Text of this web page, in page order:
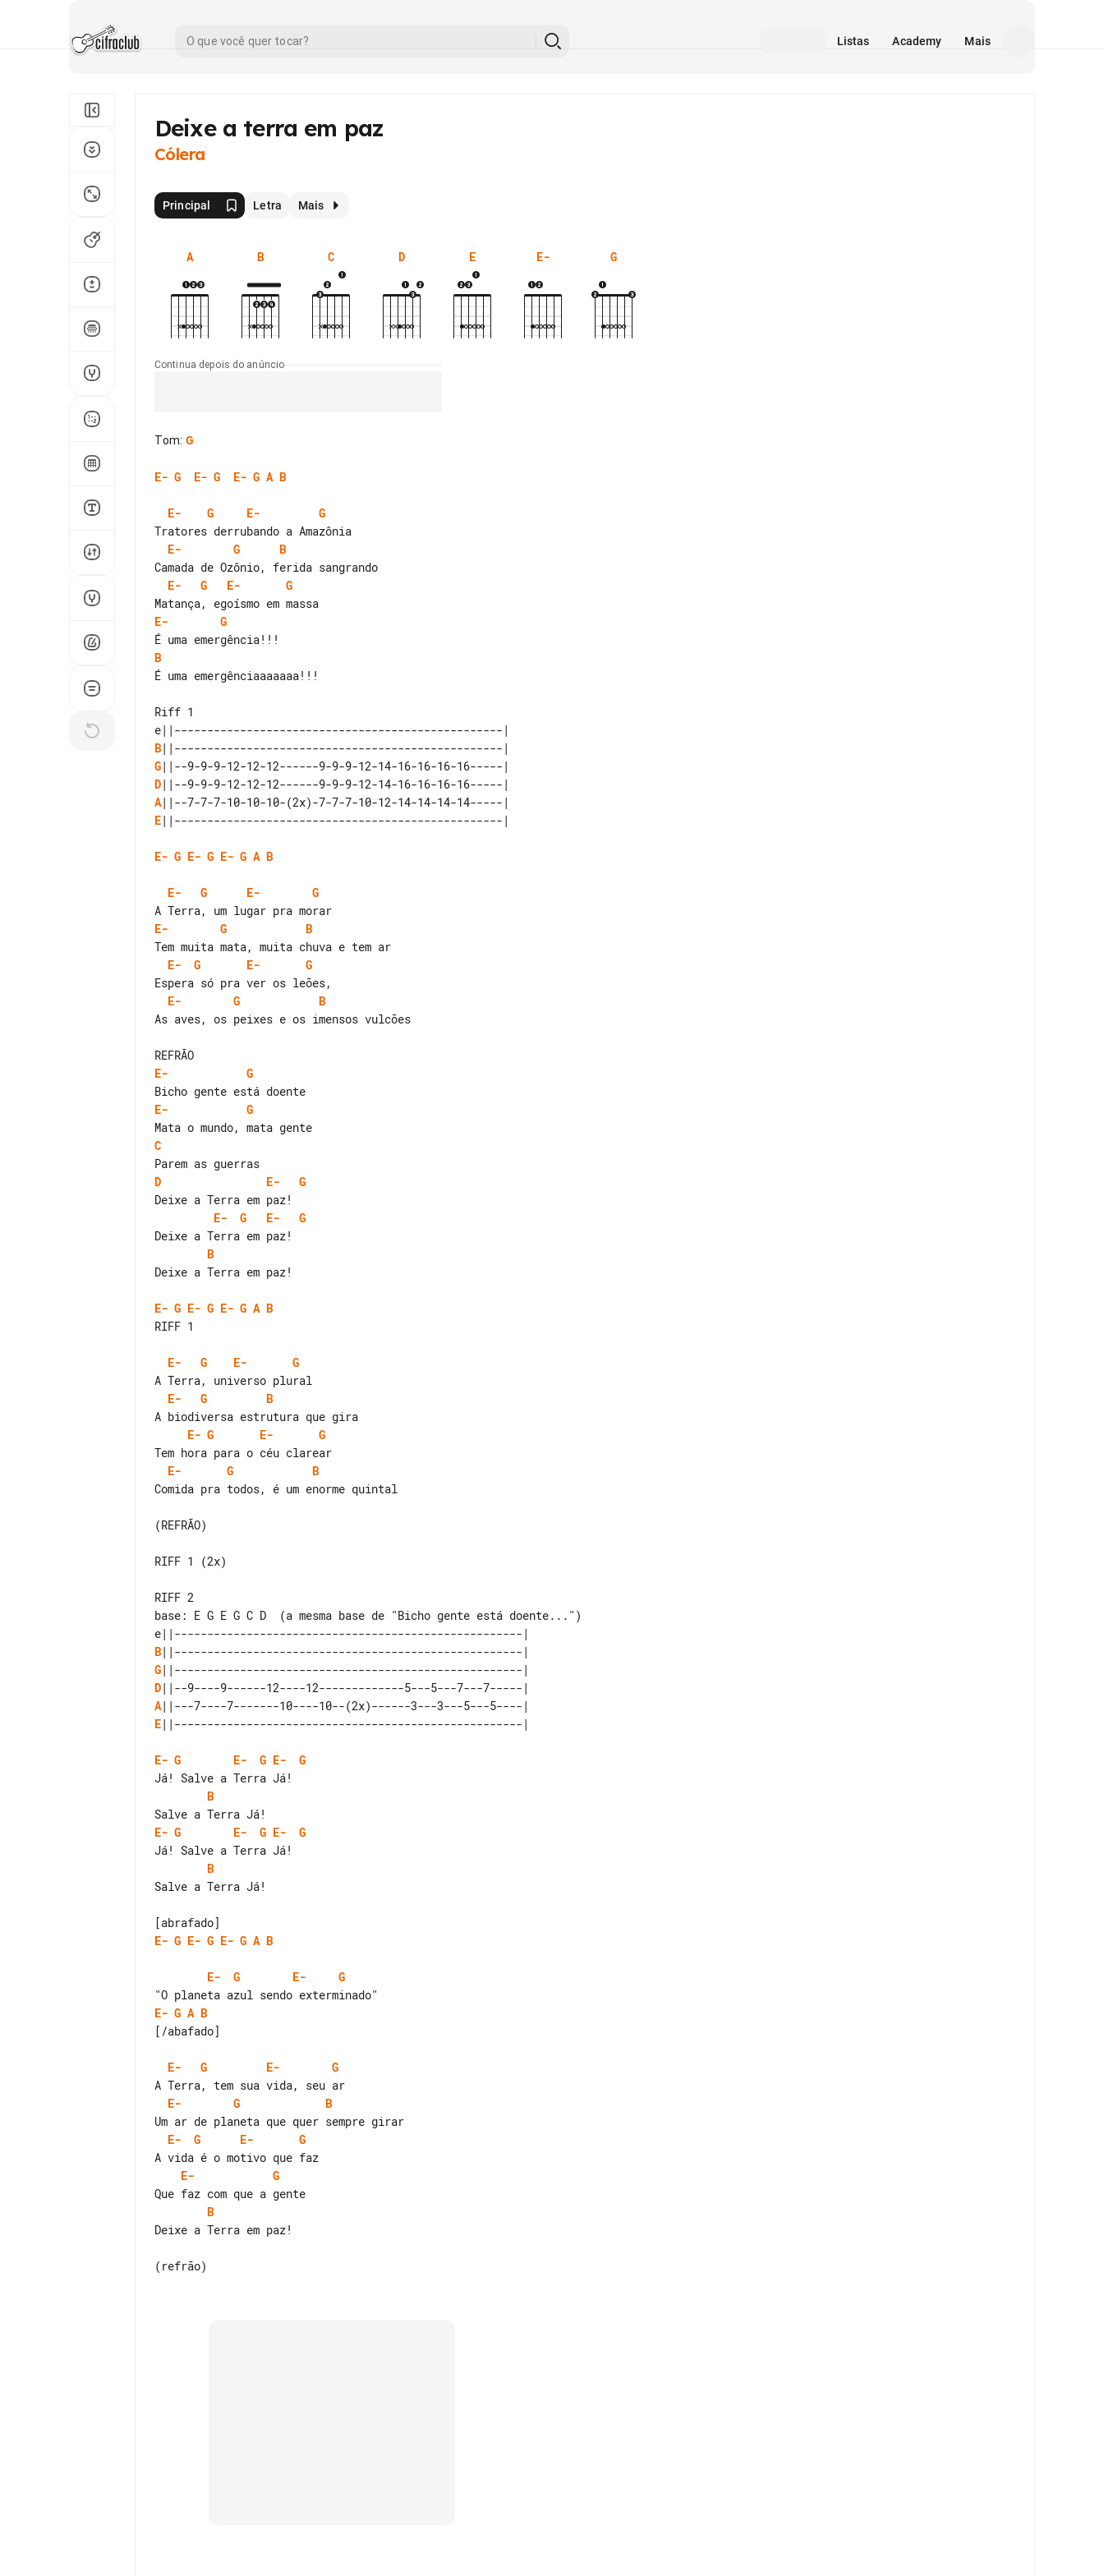
Listas Academy Mais
Deixe a terra em paz
Cólera
Principal Letra Mais
A B C D E E- G
Continua depois do anúncio
Tom: G
E- G E- G E- G A B
E- G E-
G
E-
G
B
E-
G E-
G
E-
G
B
É uma emergênciaaaaaaa!!!
Riff 1
B
G
D
A
E||--------------------------------------------------|
E- G E- G E- G A B
E- G E-
G
E-
G
B
E-
G E-
G
E-
G
B
As aves, os peixes e os imensos vulcões
E-
G
E-
G
C
D
E-
G
E-
G E-
G
B
Deixe a Terra em paz!
E- G E- G E- G A B
RIFF 1
E- G E-
G
E-
G
B
E- G E-
G
E-
G
B
Comida pra todos, é um enorme quintal
(REFRÃO)
RIFF 1 (2x)
RIFF 2
base: E G E G C D  (a mesma base de "Bicho gente está doente...")
B
G
D
A
E||-----------------------------------------------------|
E- G E- G E-
G
B
E- G E- G E-
G
B
Salve a Terra Já!
E- G E- G E- G A B
E- G E-
G
E- G A B
[/abafado]
E- G E-
G
E-
G
B
E-
G E-
G
E-
G
B
Deixe a Terra em paz!
(refrão)